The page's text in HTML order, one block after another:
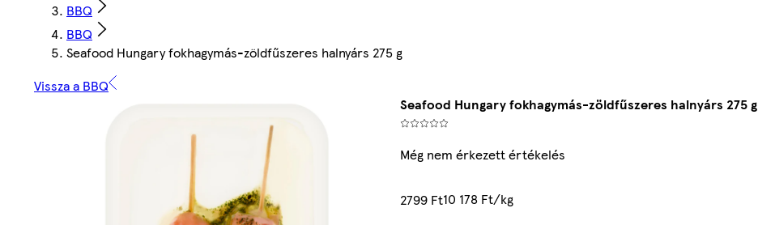
BBQ
BBQ
Seafood Hungary fokhagymás-zöldfűszeres halnyárs 275 g
Vissza a BBQ
Seafood Hungary fokhagymás-zöldfűszeres halnyárs 275 g
Még nem érkezett értékelés
2799 Ft10 178 Ft/kg